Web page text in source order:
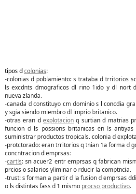
tipos dcolonias:
-colonias d poblamiento: s trataba d trritorios
ls excdnts dmograficos dl rino 1ido y dl nort
nueva zlanda.
-canada d constituyo cm dominio s l concdia
y sgia siendo miembro dl imprio britanico.
-otras eran dexplotacion q surtian d matrias
funcion d ls possions britanicas en ls
suministrar productos tropicals. colonia d
-protctorado: eran trritorios q tnian 1a forma d
concntracion d emprsas:
-cartls: sn acuer2 entr emprsas q fabrican
prcios o salarios yliminar o rducir la comptncia.
-trust: s forman a partir d la fusion d emprsas
o ls distintas fass d 1 mismo procso productivo.